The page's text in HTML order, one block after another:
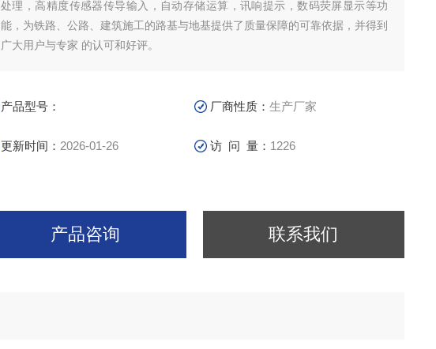
处理，高精度传感器传导输入，自动存储运算，讯响提示，数码荧屏显示等功
能，为铁路、公路、建筑施工的路基与地基提供了质量保障的可靠依据，并得到
广大用户与专家 的认可和好评。
产品型号： 厂商性质：生产厂家
更新时间： 2026-01-26 访 问 量： 1226
产品咨询 联系我们